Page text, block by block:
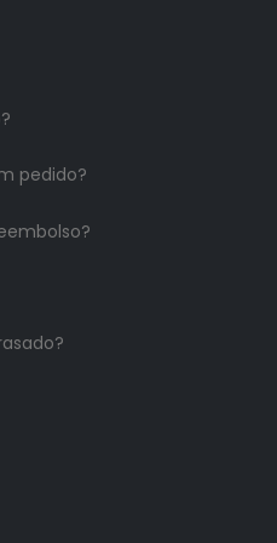
pedido?